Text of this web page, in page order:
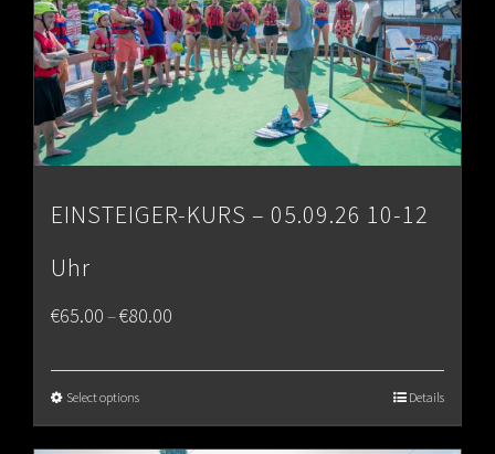
EINSTEIGER-KURS – 05.09.26 10-12
Uhr
€65.00–€80.00
Select options Details